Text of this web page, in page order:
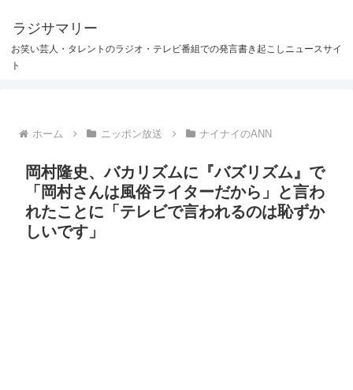
ラジサマリー
お笑い芸人・タレントのラジオ・テレビ番組での発言書き起こしニュースサイ
ト
ホーム ニッポン放送 ナイナイのANN
岡村隆史、バカリズムに『バズリズム』で
「岡村さんは風俗ライターだから」と言わ
れたことに「テレビで言われるのは恥ずか
しいです」